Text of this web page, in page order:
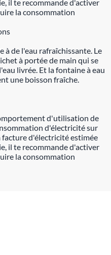
il te recommande d'activer
la consommation
à de l'eau rafraîchissante. Le
à portée de main qui se
livrée. Et la fontaine à eau
une boisson fraîche.
d'utilisation de
d'électricité sur
facture d'électricité estimée
il te recommande d'activer
la consommation